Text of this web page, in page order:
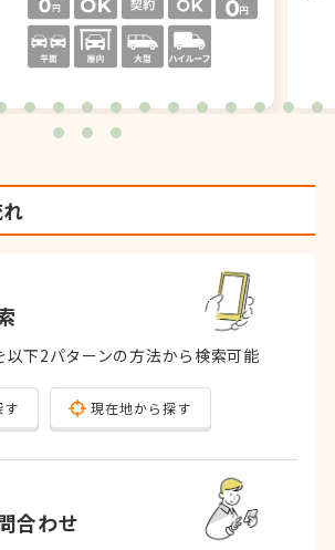
以下2パターンの方法から検索可能
す 現在地から探す
合わせ